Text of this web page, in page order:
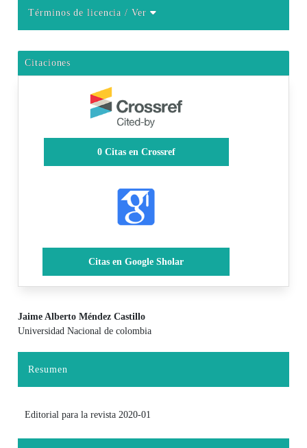
Términos de licencia/ Ver
Citaciones
0Citas en Crossref
Citas en Google Sholar
Jaime Alberto Méndez Castillo
Universidad Nacional de colombia
Resumen
Editorial para la revista 2020-01